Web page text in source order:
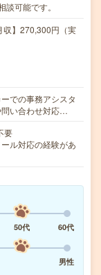
可能です。
収】270,300円（実
での事務アシスタ
問い合わせ対応…
要
ル対応の経験があ
50代
60代
男性